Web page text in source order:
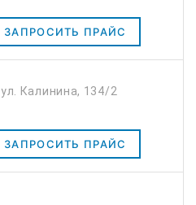
ЗАПРОСИТЬ ПРАЙС
ул. Калинина, 134/2
ЗАПРОСИТЬ ПРАЙС